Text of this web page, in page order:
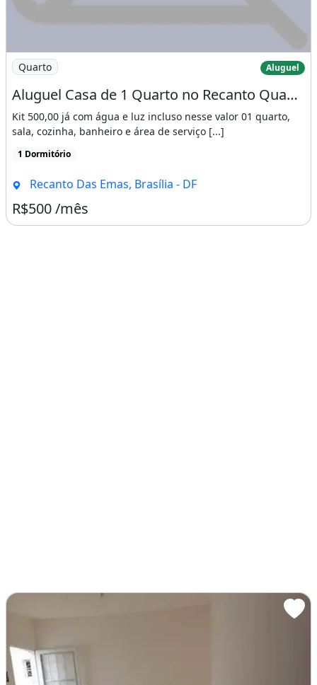
Imagem: Aluguel Casa de 1 Quarto no Recanto Quadra
Quarto Aluguel
Aluguel Casa de 1 Quarto no Recanto Quadra 510
Kit 500,00 já com água e luz incluso nesse valor 01 quarto,
sala, cozinha, banheiro e área de serviço [...]
1 Dormitório
Recanto Das Emas, Brasília - DF
R$500 /mês